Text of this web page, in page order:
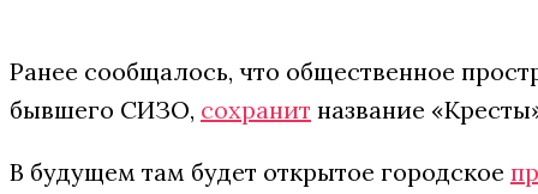
Ранее сообщалось, что общественное
бывшего СИЗО, сохранит название
В будущем там будет открытое городское